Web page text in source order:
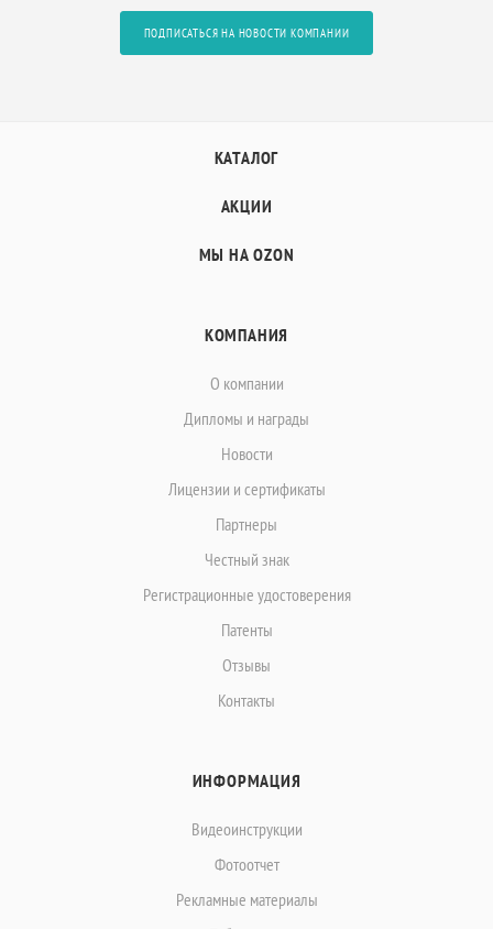
ПОДПИСАТЬСЯ НА НОВОСТИ КОМПАНИИ
КАТАЛОГ
АКЦИИ
МЫ НА OZON
КОМПАНИЯ
О компании
Дипломы и награды
Новости
Лицензии и сертификаты
Партнеры
Честный знак
Регистрационные удостоверения
Патенты
Отзывы
Контакты
ИНФОРМАЦИЯ
Видеоинструкции
Фотоотчет
Рекламные материалы